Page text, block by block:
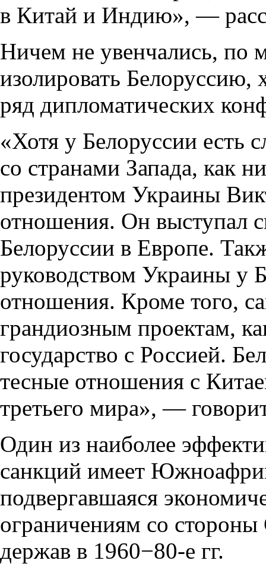
в Китай и Индию», —
Ничем не увенчались, по
изолировать Белоруссию,
ряд дипломатических
«Хотя у Белоруссии есть
со странами Запада, как
президентом Украины
отношения. Он выступал
Белоруссии в Европе.
руководством Украины у
отношения. Кроме того,
грандиозным проектам,
государство с Россией.
тесные отношения с
третьего мира», —
Один из наиболее
санкций имеет
подвергавшаяся
ограничениям со
держав в 1960−80-е гг.